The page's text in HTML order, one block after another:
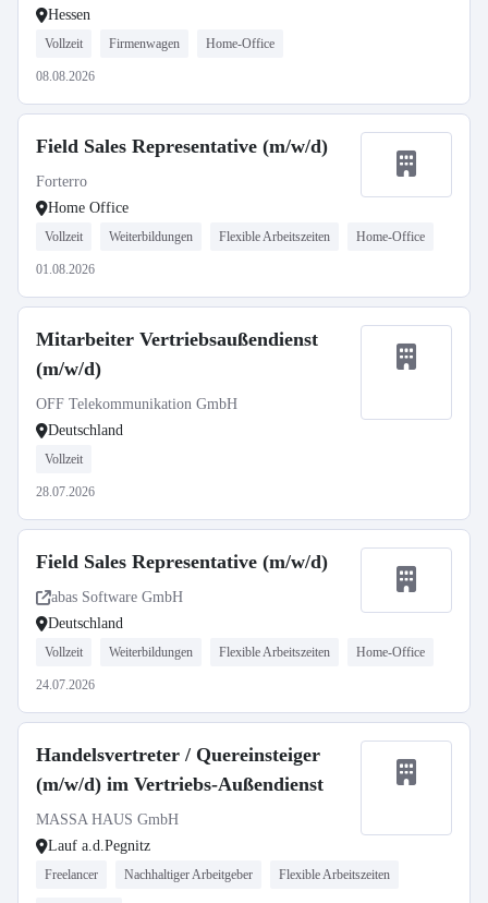
Hessen
Vollzeit Firmenwagen Home-Office
08.08.2026
Field Sales Representative (m/w/d)
Forterro
Home Office
Vollzeit Weiterbildungen Flexible Arbeitszeiten Home-Office
01.08.2026
Mitarbeiter Vertriebsaußendienst
(m/w/d)
OFF Telekommunikation GmbH
Deutschland
Vollzeit
28.07.2026
Field Sales Representative (m/w/d)
abas Software GmbH
Deutschland
Vollzeit Weiterbildungen Flexible Arbeitszeiten Home-Office
24.07.2026
Handelsvertreter / Quereinsteiger
(m/w/d) im Vertriebs-Außendienst
MASSA HAUS GmbH
Lauf a.d.Pegnitz
Freelancer Nachhaltiger Arbeitgeber Flexible Arbeitszeiten